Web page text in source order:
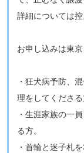
詳細については控
お申し込みは東
・狂犬病予防、
理をしてくださる
・生涯家族の一
る方。
・首輪と迷子札